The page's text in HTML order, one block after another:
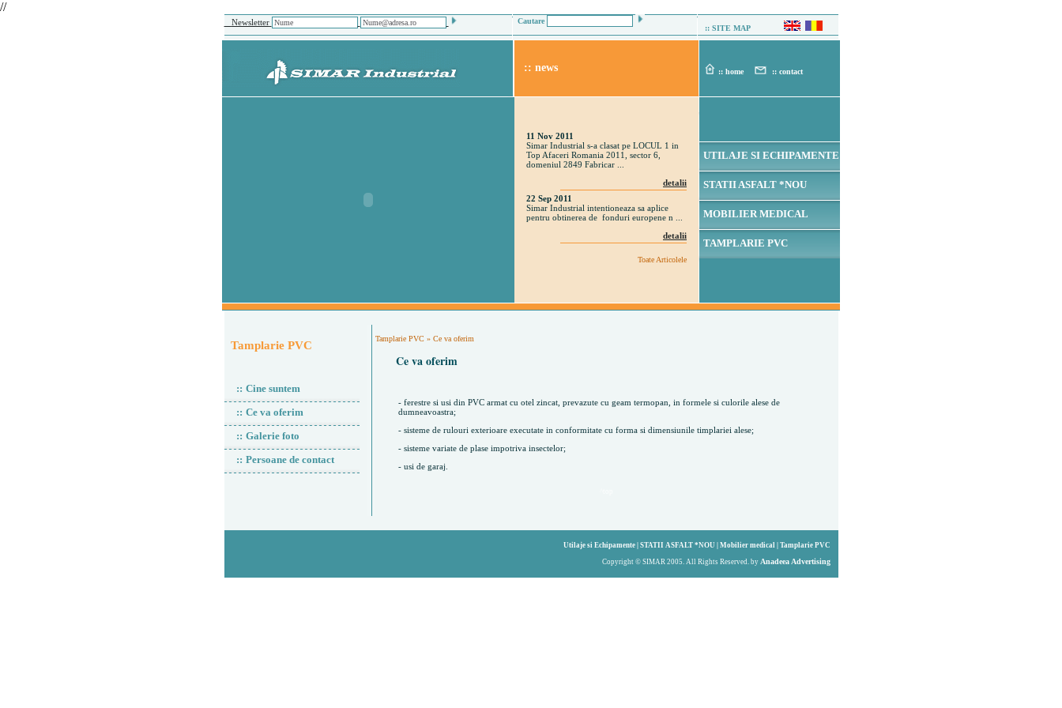
//
Newsletter
Cautare
:: SITE MAP
:: news :: home :: contact
11 Nov 2011
Simar Industrial s-a clasat pe LOCUL 1 in
Top Afaceri Romania 2011, sector 6,
domeniul 2849 Fabricar ...
detalii
22 Sep 2011
Simar Industrial intentioneaza sa aplice
pentru obtinerea de fonduri europene n ...
detalii
Toate Articolele
UTILAJE SI ECHIPAMENTE
STATII ASFALT *NOU
MOBILIER MEDICAL
TAMPLARIE PVC
Tamplarie PVC
:: Cine suntem
:: Ce va oferim
:: Galerie foto
:: Persoane de contact
Tamplarie PVC» Ce va oferim
Ce va oferim
- ferestre si usi din PVC armat cu otel zincat, prevazute cu geam termopan, in formele si culorile alese de
dumneavoastra;
- sisteme de rulouri exterioare executate in conformitate cu forma si dimensiunile timplariei alese;
- sisteme variate de plase impotriva insectelor;
- usi de garaj.
Utilaje si Echipamente| STATII ASFALT *NOU Mobilier medical| Tamplarie PVC
Copyright © SIMAR 2005. All Rights Reserved. by Anadeea Advertising